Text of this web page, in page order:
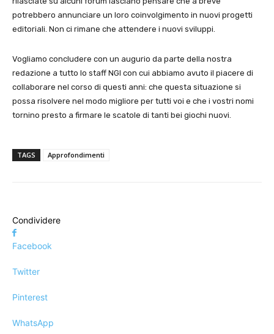
potrebbero annunciare un loro coinvolgimento in nuovi progetti
editoriali. Non ci rimane che attendere i nuovi sviluppi.
Vogliamo concludere con un augurio da parte della nostra
redazione a tutto lo staff NGI con cui abbiamo avuto il piacere di
collaborare nel corso di questi anni: che questa situazione si
possa risolvere nel modo migliore per tutti voi e che i vostri nomi
tornino presto a firmare le scatole di tanti bei giochi nuovi.
TAGS Approfondimenti
Condividere
Facebook
Twitter
Pinterest
WhatsApp